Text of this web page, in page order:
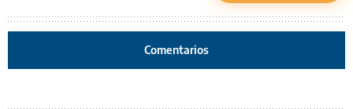
Comentarios